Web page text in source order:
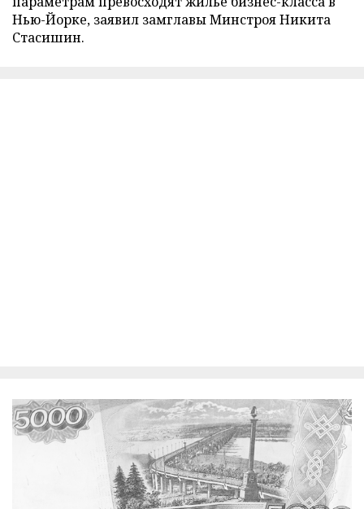
Нью-Йорке, заявил замглавы Минстроя Никита
Стасишин.